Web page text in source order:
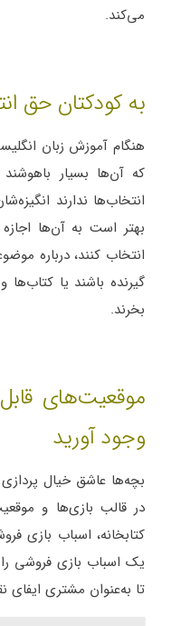
می‌کند.
به کودکتان حق
که آن‌ها بسیار
انتخاب‌ها ندارند
بهتر است به آن‌ها
انتخاب کنند، درباره
گیرنده باشند یا
بخرند.
موقعیت‌های
وجود آورید
بچه‌ها عاشق خیال
در قالب بازی‌ها و
کتابخانه، اسباب بازی
یک اسباب بازی فروشی را
تا به‌عنوان مشتری ایفای